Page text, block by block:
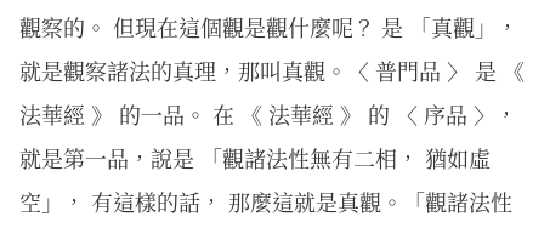
觀察的。 但現在這個觀是觀什麼呢？ 是 「真觀」，
就是觀察諸法的真理，那叫真觀。〈 普門品 〉 是 《
法華經 》 的一品。 在 《 法華經 》 的 〈 序品 〉，
就是第一品，說是 「觀諸法性無有二相， 猶如虛
空」， 有這樣的話， 那麼這就是真觀。「觀諸法性